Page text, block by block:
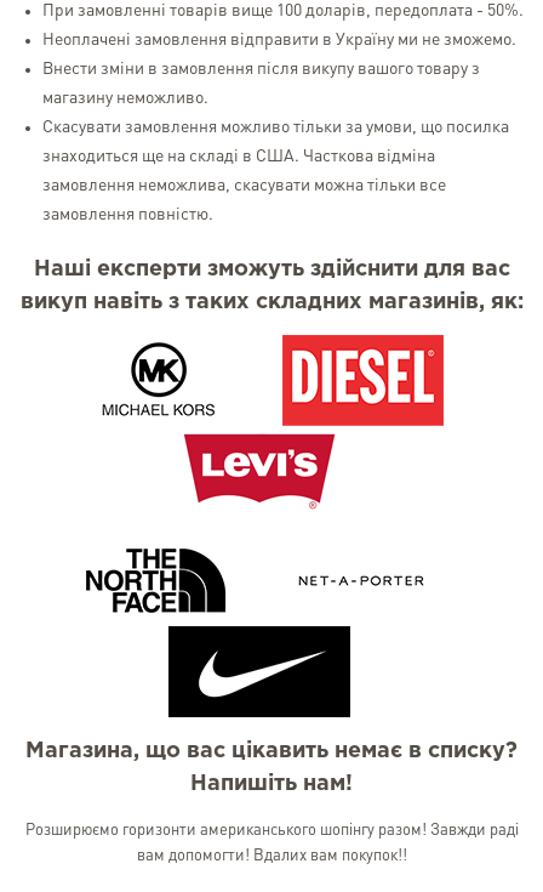
При замовленні товарів вище 100 доларів, передоплата - 50%.
Неоплачені замовлення відправити в Україну ми не зможемо.
Внести зміни в замовлення після викупу вашого товару з
магазину неможливо.
Скасувати замовлення можливо тільки за умови, що посилка
знаходиться ще на складі в США. Часткова відміна
замовлення неможлива, скасувати можна тільки все
замовлення повністю.
Наші експерти зможуть здійснити для вас
викуп навіть з таких складних магазинів, як:
Магазина, що вас цікавить немає в списку?
Напишіть нам!
Розширюємо горизонти американського шопінгу разом! Завжди раді
вам допомогти! Вдалих вам покупок!!